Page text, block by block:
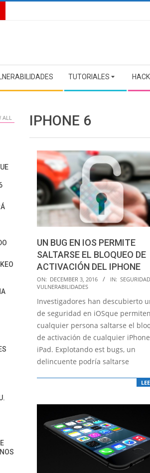
TUTORIALES
IPHONE 6
UN BUG EN IOS PERMITE
SALTARSE EL BLOQUEO DE
ACTIVACIÓN DEL IPHONE
2016-
12-
03
ON: DECEMBER 3, 2016 IN:
VULNERABILIDADES
Investigadores han descubierto
de seguridad en iOSque
cualquier persona saltarse el
de activación de cualquier
iPad. Explotando est bugs, un
delincuente podría saltarse
ALL